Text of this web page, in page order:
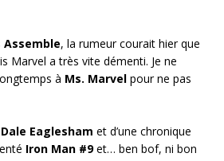
, la rumeur courait hier que
Marvel a très vite démenti. Je ne
à Ms. Marvel pour ne pas
Dale Eaglesham et d’une chronique
Iron Man #9et… ben bof, ni bon